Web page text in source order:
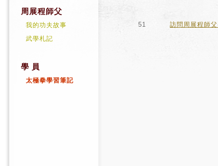
周展程師父
我的功夫故事
武學札記
學 員
太極拳學習筆記
51 訪問周展程師